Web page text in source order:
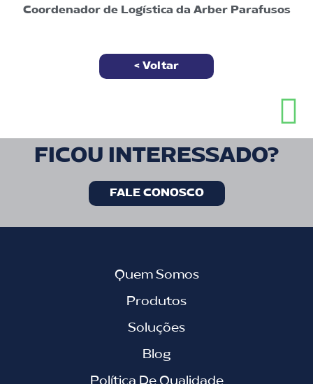
Coordenador de Logística da Arber Parafusos
< Voltar
FICOU INTERESSADO?
FALE CONOSCO
Quem Somos
Produtos
Soluções
Blog
Política De Qualidade